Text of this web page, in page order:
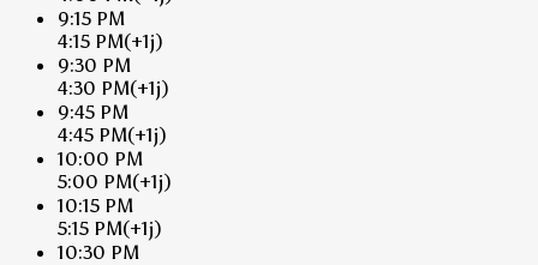
9:15 PM
4:15 PM(+1j)
9:30 PM
4:30 PM(+1j)
9:45 PM
4:45 PM(+1j)
10:00 PM
5:00 PM(+1j)
10:15 PM
5:15 PM(+1j)
10:30 PM